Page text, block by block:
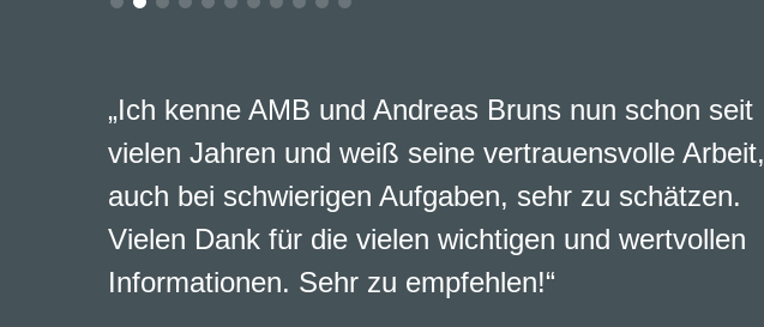
„Ich kenne AMB und Andreas Bruns nun schon seit
vielen Jahren und weiß seine vertrauensvolle Arbeit,
auch bei schwierigen Aufgaben, sehr zu schätzen.
Vielen Dank für die vielen wichtigen und wertvollen
Informationen. Sehr zu empfehlen!“